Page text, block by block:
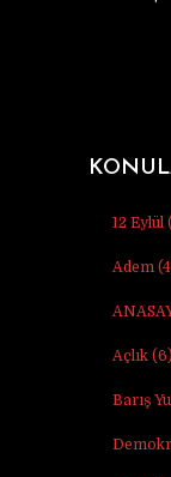
12 Eylül
Adem
Açlık (6)
Barış